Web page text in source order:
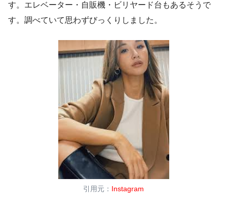
す。エレベーター・自販機・ビリヤード台もあるそうで
す。調べていて思わずびっくりしました。
引用元： Instagram